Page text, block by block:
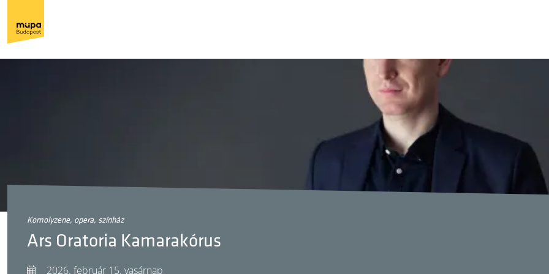
komolyzene, opera, színház
Ars Oratoria Kamarakórus
2026. február 15. vasárnap